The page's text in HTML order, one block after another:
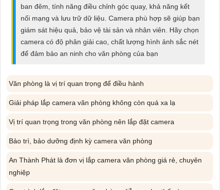
PHỤ
KIỆN
VẤN
DỊCH
ban đêm, tính năng điều chỉnh góc quay, khả năng kết
nối mạng và lưu trữ dữ liệu. Camera phù hợp sẽ giúp bạn
giám sát hiệu quả, bảo vệ tài sản và nhân viên. Hãy chọn
camera có độ phân giải cao, chất lượng hình ảnh sắc nét
để đảm bảo an ninh cho văn phòng của bạn
Văn phòng là vị trí quan trọng để điều hành
Giải pháp lắp camera văn phòng không còn quá xa lạ
Vị trí quan trọng trong văn phòng nên lắp đặt camera
Bảo trì, bảo dưỡng định kỳ camera văn phòng
An Thành Phát là đơn vị lắp camera văn phòng giá rẻ, chuyên
nghiệp